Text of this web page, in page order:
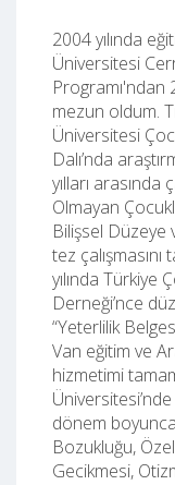
2004 yılında
Üniversitesi
Programı'ndan
mezun oldum.
Üniversitesi
Dalı’nda
yılları arasında
Olmayan
Bilişsel Düzeye
tez
yılında Türkiye
Derneği’nce
“Yeterlilik
Van eğitim ve
hizmetimi
dönem
Bozukluğu,
Gecikmesi,